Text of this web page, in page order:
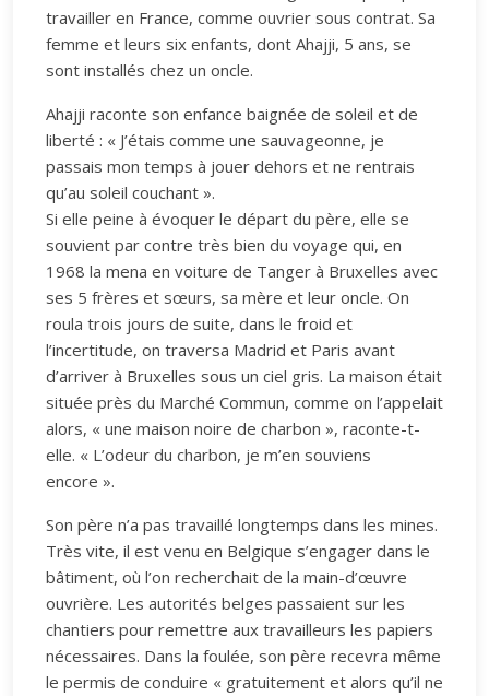
travailler en France, comme ouvrier sous contrat. Sa
femme et leurs six enfants, dont Ahajji, 5 ans, se
sont installés chez un oncle.
Ahajji raconte son enfance baignée de soleil et de
liberté : « J’étais comme une sauvageonne, je
passais mon temps à jouer dehors et ne rentrais
qu’au soleil couchant ».
Si elle peine à évoquer le départ du père, elle se
souvient par contre très bien du voyage qui, en
1968 la mena en voiture de Tanger à Bruxelles avec
ses 5 frères et sœurs, sa mère et leur oncle. On
roula trois jours de suite, dans le froid et
l’incertitude, on traversa Madrid et Paris avant
d’arriver à Bruxelles sous un ciel gris. La maison était
située près du Marché Commun, comme on l’appelait
alors, « une maison noire de charbon », raconte-t-
elle. « L’odeur du charbon, je m’en souviens
encore ».
Son père n’a pas travaillé longtemps dans les mines.
Très vite, il est venu en Belgique s’engager dans le
bâtiment, où l’on recherchait de la main-d’œuvre
ouvrière. Les autorités belges passaient sur les
chantiers pour remettre aux travailleurs les papiers
nécessaires. Dans la foulée, son père recevra même
le permis de conduire « gratuitement et alors qu’il ne